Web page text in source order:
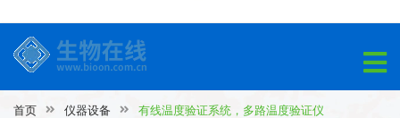
首页 仪器设备 有线温度验证系统，多路温度验证仪